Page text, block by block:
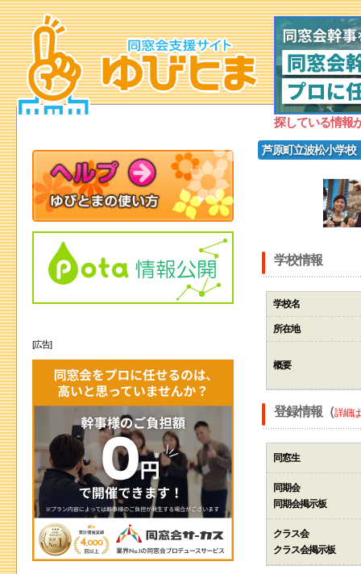
探している情報
芦原町立波松小学校
学校情報
学校名
所在地
概要
登録情報（詳細
同窓生
同期会
同期会掲示板
クラス会
クラス会掲示板
[広告]